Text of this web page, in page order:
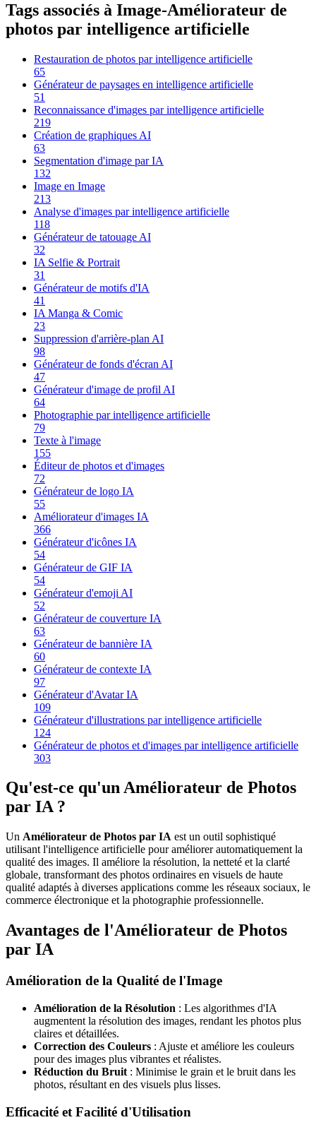
Tags associés à Image-Améliorateur de
photos par intelligence artificielle
Restauration de photos par intelligence artificielle
65
Générateur de paysages en intelligence artificielle
51
Reconnaissance d'images par intelligence artificielle
219
Création de graphiques AI
63
Segmentation d'image par IA
132
Image en Image
213
Analyse d'images par intelligence artificielle
118
Générateur de tatouage AI
32
IA Selfie & Portrait
31
Générateur de motifs d'IA
41
IA Manga & Comic
23
Suppression d'arrière-plan AI
98
Générateur de fonds d'écran AI
47
Générateur d'image de profil AI
64
Photographie par intelligence artificielle
79
Texte à l'image
155
Éditeur de photos et d'images
72
Générateur de logo IA
55
Améliorateur d'images IA
366
Générateur d'icônes IA
54
Générateur de GIF IA
54
Générateur d'emoji AI
52
Générateur de couverture IA
63
Générateur de bannière IA
60
Générateur de contexte IA
97
Générateur d'Avatar IA
109
Générateur d'illustrations par intelligence artificielle
124
Générateur de photos et d'images par intelligence artificielle
303
Qu'est-ce qu'un Améliorateur de Photos
par IA ?
Un Améliorateur de Photos par IA est un outil sophistiqué
utilisant l'intelligence artificielle pour améliorer automatiquement la
qualité des images. Il améliore la résolution, la netteté et la clarté
globale, transformant des photos ordinaires en visuels de haute
qualité adaptés à diverses applications comme les réseaux sociaux, le
commerce électronique et la photographie professionnelle.
Avantages de l'Améliorateur de Photos
par IA
Amélioration de la Qualité de l'Image
Amélioration de la Résolution : Les algorithmes d'IA
augmentent la résolution des images, rendant les photos plus
claires et détaillées.
Correction des Couleurs : Ajuste et améliore les couleurs
pour des images plus vibrantes et réalistes.
Réduction du Bruit : Minimise le grain et le bruit dans les
photos, résultant en des visuels plus lisses.
Efficacité et Facilité d'Utilisation